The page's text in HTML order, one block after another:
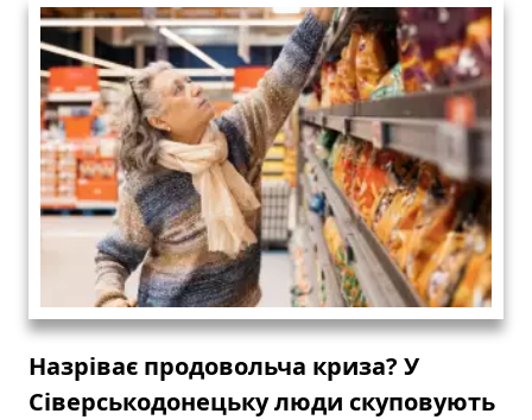
Назріває продовольча криза? У
Сіверськодонецьку люди скуповують